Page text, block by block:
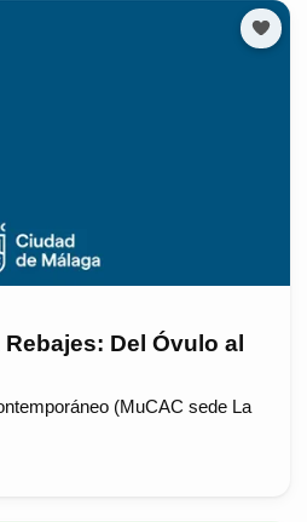
Del Óvulo al
(MuCAC sede La